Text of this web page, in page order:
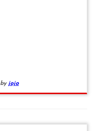
by jojo